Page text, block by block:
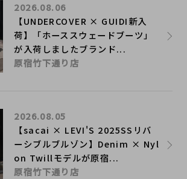
【UNDERCOVER × GUIDI新入
荷】「ホーススウェードブーツ」
が入荷しましたブランド...
2026.08.06
原宿竹下通り店
【sacai × LEVI'S 2025SSリバ
ーシブルブルゾン】Denim × Nyl
on Twillモデルが原宿...
2026.08.05
原宿竹下通り店